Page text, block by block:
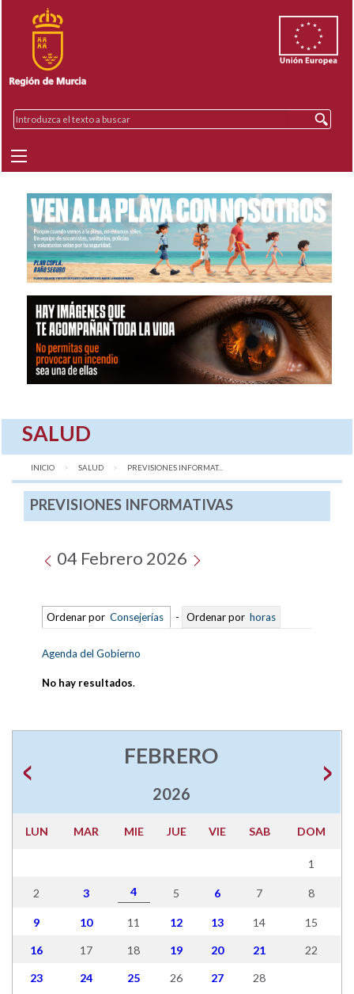
SALUD
INICIO SALUD AQUÍ:
PREVISIONES INFORMAT...
PREVISIONES INFORMATIVAS
04 Febrero 2026
Ordenar por Consejerías - Ordenar por horas
Agenda del Gobierno
No hay resultados.
FEBRERO
2026
LUN MAR MIE JUE VIE SAB DOM
1
2 3 4 5 6 7 8
9 10 11 12 13 14 15
16 17 18 19 20 21 22
23 24 25 26 27 28